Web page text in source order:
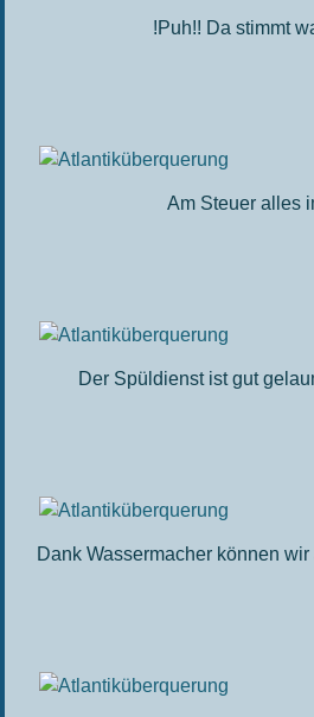
!Puh!! Da stimmt
Am Steuer alles
Der Spüldienst ist gut
Dank Wassermacher können